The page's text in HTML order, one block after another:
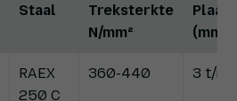
Staal
Treksterkte
N/mm²
(mm)
RAEX
250 C
360-440 3 t/m